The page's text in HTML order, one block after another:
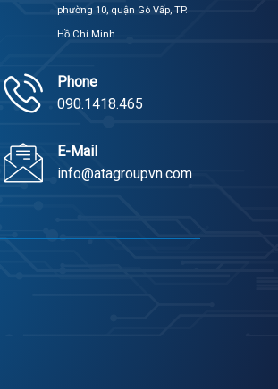
phường 10, quận Gò Vấp, TP.
Hồ Chí Minh
Phone
090.1418.465
E-Mail
info@atagroupvn.com